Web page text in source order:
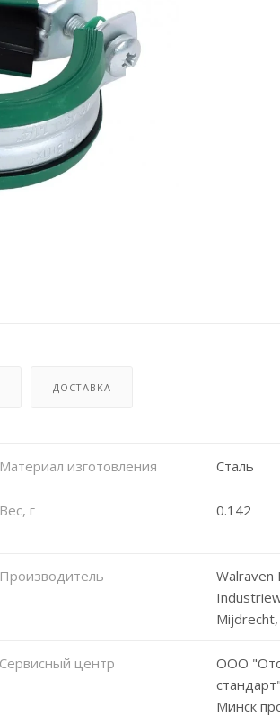
ДОСТАВКА
Материал изготовления Сталь
Вес, г 0.142
Производитель
Walraven
Сервисный центр
ООО
Минск